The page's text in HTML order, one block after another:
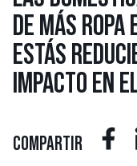
DE MÁS ROPA
ESTÁS
IMPACTO EN
COMPARTIR